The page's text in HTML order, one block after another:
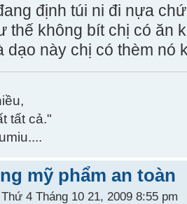
định túi ni đi nựa
thế không bít chị có ăn
dạo này chị có thèm nó
tất cả."
mỹ phẩm an toàn
4 Tháng 10 21, 2009 8:55 pm